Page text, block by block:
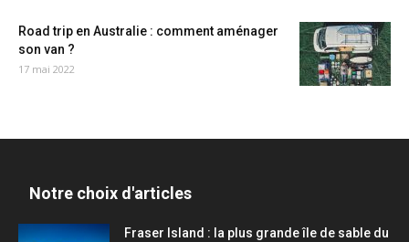
Road trip en Australie : comment aménager
son van ?
17 mai 2022
Notre choix d'articles
Fraser Island : la plus grande île de sable du